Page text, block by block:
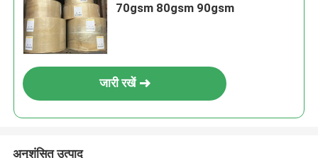
70gsm 80gsm 90gsm
जारी रखें
अनुशंसित उत्पाद